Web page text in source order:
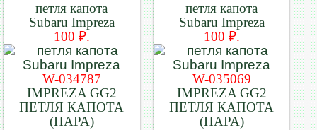
петля капота
Subaru Impreza
100 ₽.
W-034787
IMPREZA GG2
ПЕТЛЯ КАПОТА
(ПАРА)
петля капота
Subaru Impreza
100 ₽.
W-035069
IMPREZA GG2
ПЕТЛЯ КАПОТА
(ПАРА)